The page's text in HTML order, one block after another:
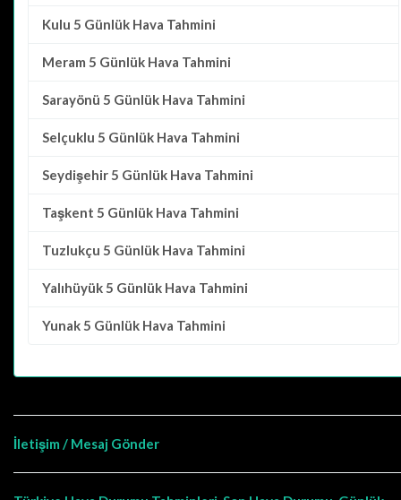
Kulu 5 Günlük Hava Tahmini
Meram 5 Günlük Hava Tahmini
Sarayönü 5 Günlük Hava Tahmini
Selçuklu 5 Günlük Hava Tahmini
Seydişehir 5 Günlük Hava Tahmini
Taşkent 5 Günlük Hava Tahmini
Tuzlukçu 5 Günlük Hava Tahmini
Yalıhüyük 5 Günlük Hava Tahmini
Yunak 5 Günlük Hava Tahmini
İletişim / Mesaj Gönder